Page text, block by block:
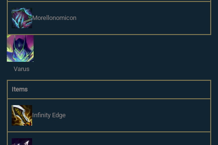
Morellonomicon
Varus
Items
Infinity Edge